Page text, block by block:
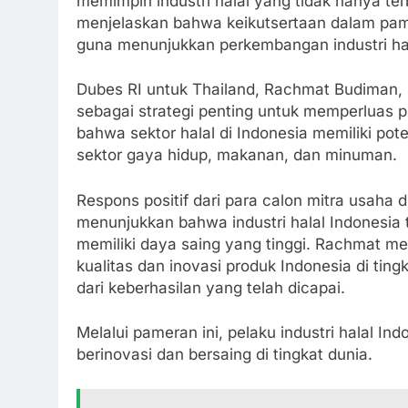
menjelaskan bahwa keikutsertaan dalam
guna menunjukkan perkembangan industri
Dubes RI untuk Thailand, Rachmat
sebagai strategi penting untuk memperluas
bahwa sektor halal di Indonesia memiliki
sektor gaya hidup, makanan, dan minuman.
Respons positif dari para calon mitra usaha
menunjukkan bahwa industri halal
memiliki daya saing yang tinggi. Rachmat
kualitas dan inovasi produk Indonesia di
dari keberhasilan yang telah dicapai.
Melalui pameran ini, pelaku industri halal
berinovasi dan bersaing di tingkat dunia.